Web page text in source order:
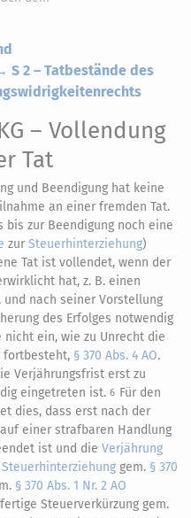
2 – Tatbestände des
– Vollendung
Tat
und Beendigung hat keine
an einer fremden Tat.
zur Beendigung noch eine
zur Steuerhinterziehung)
Tat ist vollendet, wenn der
hat, z. B. einen
nach seiner Vorstellung
des Erfolges notwendig
ein, wie zu Unrecht die
fortbesteht, § 370 Abs. 4 AO.
Verjährungsfrist erst zu
eingetreten ist. 6 Für den
dies, dass erst nach der
einer strafbaren Handlung
ist und die Verjährung
Steuerhinterziehung gem. § 370
§ 370 Abs. 1 Nr. 2 AO
Steuerverkürzung gem.